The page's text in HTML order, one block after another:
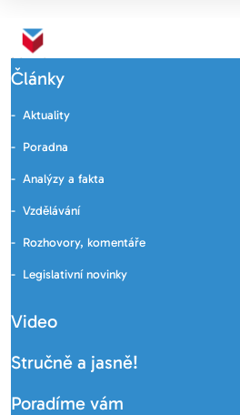
Články
Aktuality
Poradna
Analýzy a fakta
Vzdělávání
Rozhovory, komentáře
Legislativní novinky
Video
Stručně a jasně!
Poradíme vám